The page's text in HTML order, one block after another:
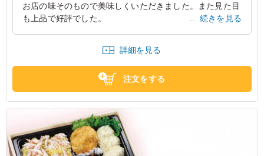
お店の味そのもので美味しくいただきました。また見た目
も上品で好評でした。
続きを見る
詳細を見る
注文をする